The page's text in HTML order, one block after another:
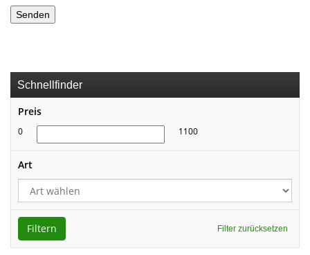
Schnellfinder
Preis
0 1100
Art
Filter zurücksetzen
Filtern